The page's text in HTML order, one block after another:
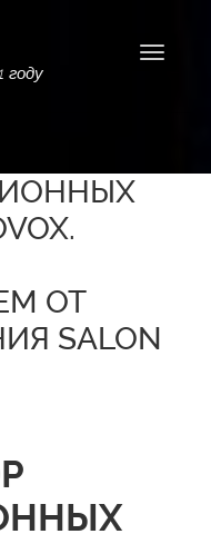
году
ОТ
SALON